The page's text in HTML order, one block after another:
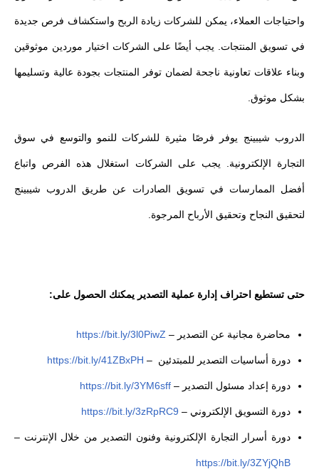
واحتياجات العملاء، يمكن للشركات زيادة الربح واستكشاف فرص جديدة
في تسويق المنتجات. يجب أيضًا على الشركات اختيار موردين موثوقين
وبناء علاقات تعاونية ناجحة لضمان توفر المنتجات بجودة عالية وتسليمها
بشكل موثوق.
الدروب شيبينج يوفر فرصًا مثيرة للشركات للنمو والتوسع في سوق
التجارة الإلكترونية. يجب على الشركات استغلال هذه الفرص واتباع
أفضل الممارسات في تسويق الصادرات عن طريق الدروب شيبينج
لتحقيق النجاح وتحقيق الأرباح المرجوة.
حتى تستطيع احتراف إدارة عملية التصدير يمكنك الحصول على:
محاضرة مجانية عن التصدير –
دورة أساسيات التصدير للمبتدئين –
دورة إعداد مسئول التصدير –
دورة التسويق الإلكتروني –
دورة أسرار التجارة الإلكترونية وفنون التصدير من خلال الإنترنت –
https://bit.ly/3ZYjQhB